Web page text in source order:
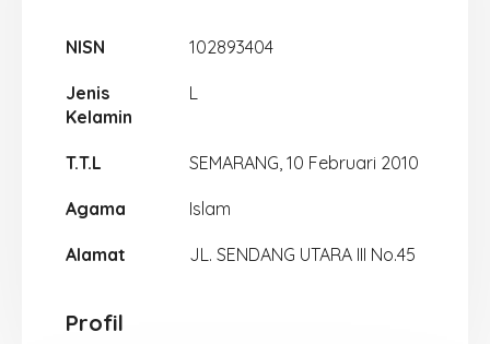
NISN 102893404
Jenis
Kelamin
L
T.T.L SEMARANG, 10 Februari 2010
Agama Islam
Alamat JL. SENDANG UTARA III No.45
Profil